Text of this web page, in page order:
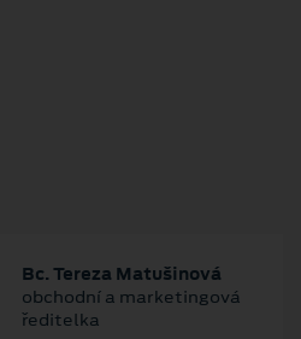
Bc. Tereza Matušinová
obchodní a marketingová
ředitelka